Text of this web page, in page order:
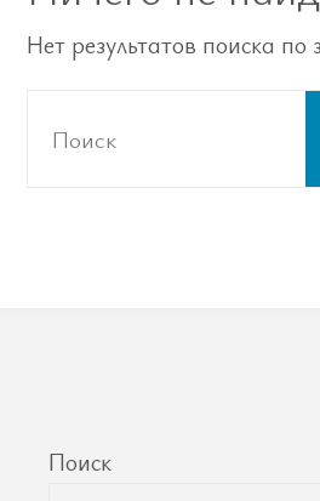
Нет результатов поиска по
Поиск